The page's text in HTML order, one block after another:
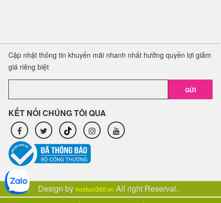
Cập nhật thông tin khuyến mãi nhanh nhất hưởng quyền lợi giảm
giá riêng biệt
GỬI
KẾT NỐI CHÚNG TÔI QUA
Design by hoatuoi360.vn All right Reserval.